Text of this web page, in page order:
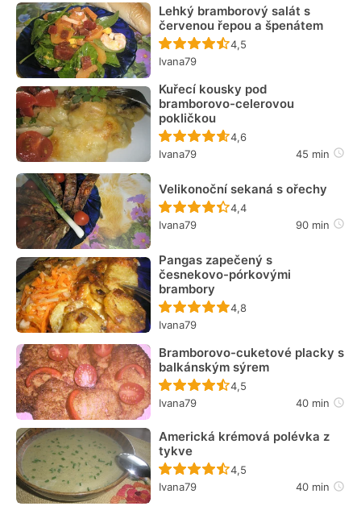
Lehký bramborový salát s
červenou řepou a špenátem
Recept ještě nebyl
4,5
Ivana79
Kuřecí kousky pod
bramborovo-celerovou
pokličkou
Recept ještě nebyl
4,6
Ivana79
45 min
Velikonoční sekaná s ořechy
Recept ještě nebyl
4,4
Ivana79
90 min
Pangas zapečený s
česnekovo-pórkovými
brambory
Recept ještě nebyl
4,8
Ivana79
Bramborovo-cuketové placky s
balkánským sýrem
Recept ještě nebyl
4,5
Ivana79
40 min
Americká krémová polévka z
tykve
Recept ještě nebyl
4,5
Ivana79
40 min